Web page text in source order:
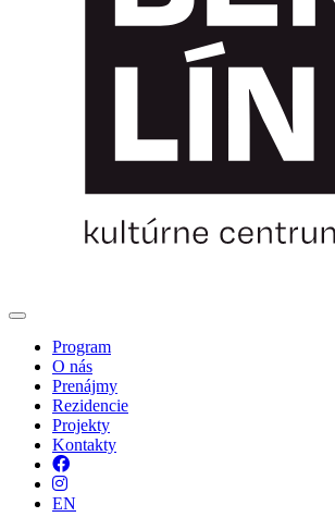
Program
O nás
Prenájmy
Rezidencie
Projekty
Kontakty
Facebook
Instagram
EN